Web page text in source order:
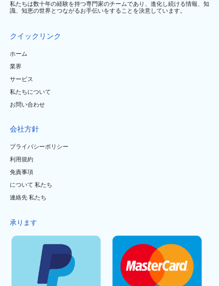
私たちは数十年の経験を持つ専門家のチームであり、進化し続ける情報、知
識、知恵の世界とつながるお手伝いをすることを決意しています。
クイックリンク
ホーム
業界
サービス
私たちについて
お問い合わせ
会社方針
プライバシーポリシー
利用規約
免責事項
について 私たち
連絡先 私たち
承ります